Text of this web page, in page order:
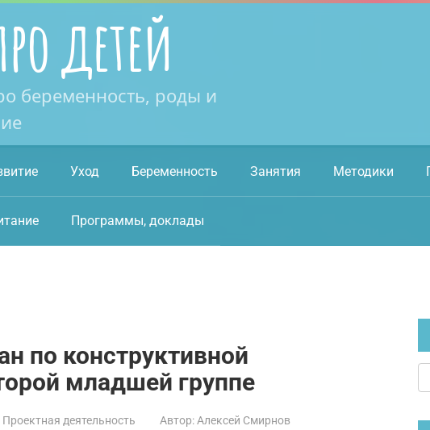
детей
беременность, роды и
Уход Беременность Занятия Методики
Программы, доклады
по конструктивной
младшей группе
Проектная деятельность Автор: Алексей Смирнов